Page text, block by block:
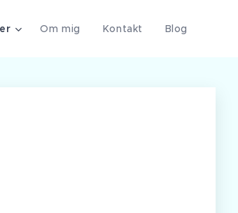
Om mig Kontakt Blog